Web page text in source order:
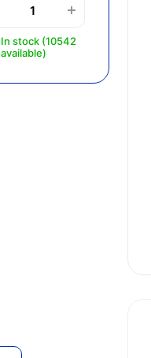
In stock (10542
available)